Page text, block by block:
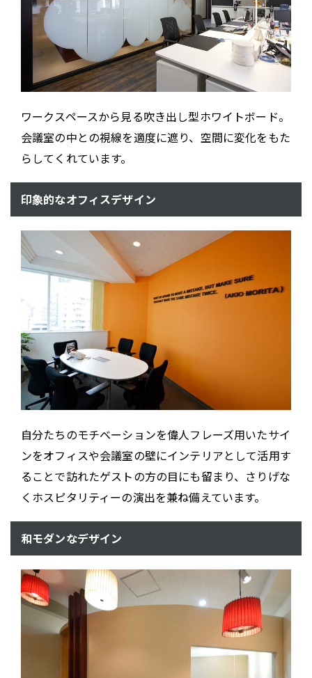
ワークスペースから見る吹き出し型ホワイトボード。
会議室の中との視線を適度に遮り、空間に変化をもた
らしてくれています。
印象的なオフィスデザイン
自分たちのモチベーションを偉人フレーズ用いたサイ
ンをオフィスや会議室の壁にインテリアとして活用す
ることで訪れたゲストの方の目にも留まり、さりげな
くホスピタリティーの演出を兼ね備えています。
和モダンなデザイン